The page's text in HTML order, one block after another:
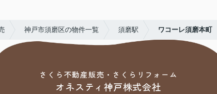
神戸市須磨区の物件一覧 須磨駅 ワコーレ須磨本町
さくら不動産販売・さくらリフォーム
オネスティ神戸株式会社